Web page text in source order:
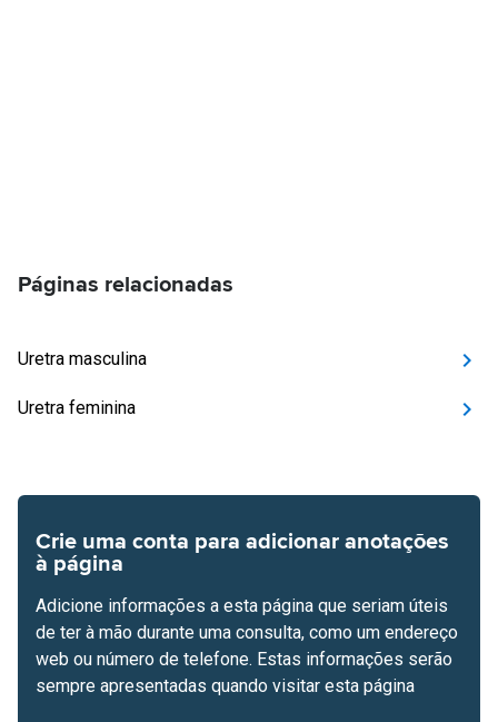
Páginas relacionadas
Uretra masculina
Uretra feminina
Crie uma conta para adicionar anotações
à página
Adicione informações a esta página que seriam úteis
de ter à mão durante uma consulta, como um endereço
web ou número de telefone. Estas informações serão
sempre apresentadas quando visitar esta página